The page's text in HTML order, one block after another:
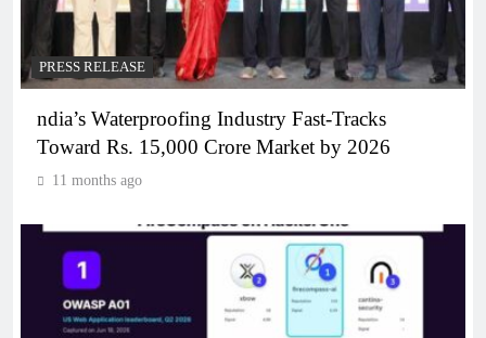
PRESS RELEASE
ndia’s Waterproofing Industry Fast-Tracks
Toward Rs. 15,000 Crore Market by 2026
11 months ago